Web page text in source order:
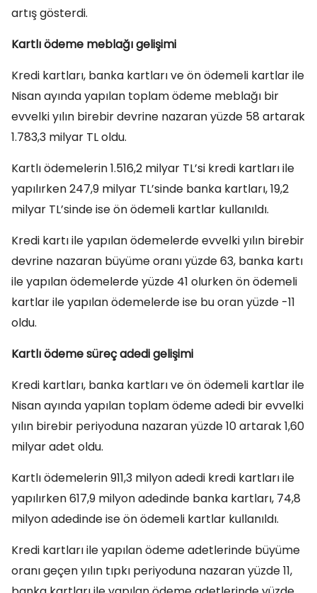
artış gösterdi.
Kartlı ödeme meblağı gelişimi
Kredi kartları, banka kartları ve ön ödemeli kartlar ile
Nisan ayında yapılan toplam ödeme meblağı bir
evvelki yılın birebir devrine nazaran yüzde 58 artarak
1.783,3 milyar TL oldu.
Kartlı ödemelerin 1.516,2 milyar TL’si kredi kartları ile
yapılırken 247,9 milyar TL’sinde banka kartları, 19,2
milyar TL’sinde ise ön ödemeli kartlar kullanıldı.
Kredi kartı ile yapılan ödemelerde evvelki yılın birebir
devrine nazaran büyüme oranı yüzde 63, banka kartı
ile yapılan ödemelerde yüzde 41 olurken ön ödemeli
kartlar ile yapılan ödemelerde ise bu oran yüzde -11
oldu.
Kartlı ödeme süreç adedi gelişimi
Kredi kartları, banka kartları ve ön ödemeli kartlar ile
Nisan ayında yapılan toplam ödeme adedi bir evvelki
yılın birebir periyoduna nazaran yüzde 10 artarak 1,60
milyar adet oldu.
Kartlı ödemelerin 911,3 milyon adedi kredi kartları ile
yapılırken 617,9 milyon adedinde banka kartları, 74,8
milyon adedinde ise ön ödemeli kartlar kullanıldı.
Kredi kartları ile yapılan ödeme adetlerinde büyüme
oranı geçen yılın tıpkı periyoduna nazaran yüzde 11,